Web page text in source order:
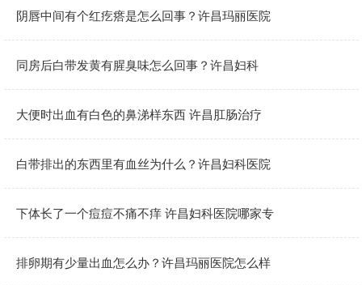
阴唇中间有个红疙瘩是怎么回事？许昌玛丽医院
同房后白带发黄有腥臭味怎么回事？许昌妇科
大便时出血有白色的鼻涕样东西 许昌肛肠治疗
白带排出的东西里有血丝为什么？许昌妇科医院
下体长了一个痘痘不痛不痒 许昌妇科医院哪家专
排卵期有少量出血怎么办？许昌玛丽医院怎么样